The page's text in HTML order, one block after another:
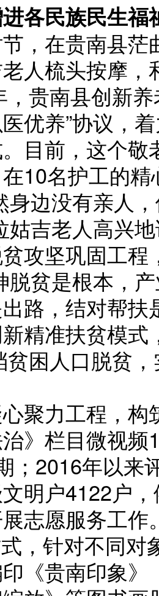
各民族民生
在贵南县茫
人梳头按摩
贵南县创新
优养”协议，
目前，这个
10名护工的
身边没有亲人
姑吉老人高兴
坚巩固工程
脱贫是根本，
路，结对帮扶
精准扶贫模
贫困人口脱贫
力工程，构
治》栏目微视
；2016年以来
明户4122户
志愿服务工作
，针对不同对
《贵南印象》